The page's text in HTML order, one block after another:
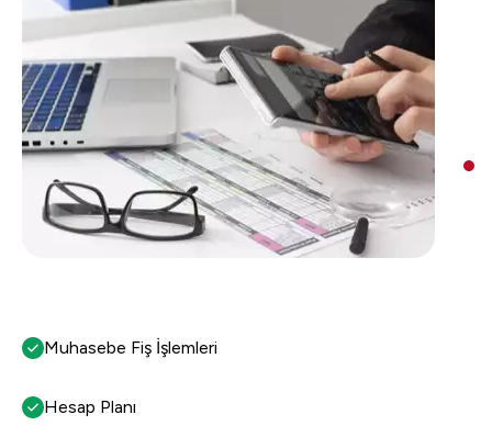
Muhasebe Fiş İşlemleri
Hesap Planı